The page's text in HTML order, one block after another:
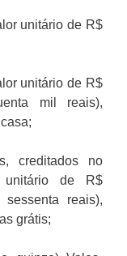
unitário de R$
unitário de R$
mil reais),
creditados no
de R$
reais),
grátis;